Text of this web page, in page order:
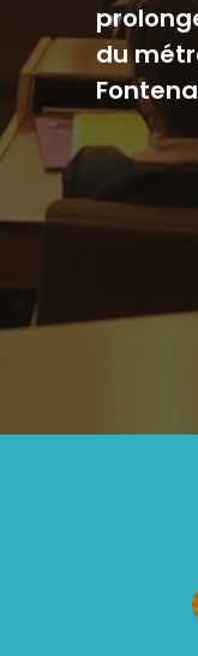
du